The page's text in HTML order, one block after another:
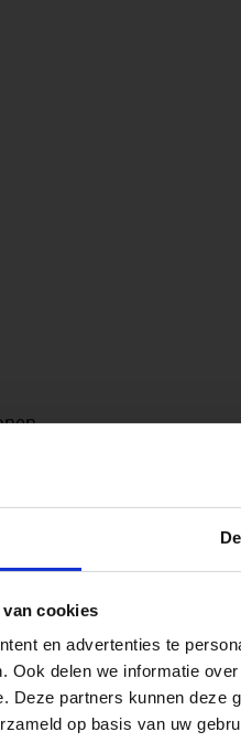
cookies
en advertenties te
Ook delen we informatie
Deze partners kunnen deze
op basis van uw
zakelijke klanten op
producten van
vestigingspagina voor de
Brug